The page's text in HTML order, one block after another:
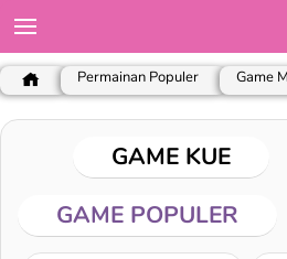
Permainan Populer Game
GAME KUE
GAME POPULER